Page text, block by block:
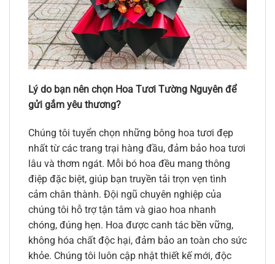
Lý do bạn nên chọn Hoa Tươi Tường Nguyên để
gửi gắm yêu thương?
Chúng tôi tuyển chọn những bông hoa tươi đẹp
nhất từ các trang trại hàng đầu, đảm bảo hoa tươi
lâu và thơm ngát. Mỗi bó hoa đều mang thông
điệp đặc biệt, giúp bạn truyền tải trọn vẹn tình
cảm chân thành. Đội ngũ chuyên nghiệp của
chúng tôi hỗ trợ tận tâm và giao hoa nhanh
chóng, đúng hẹn. Hoa được canh tác bền vững,
không hóa chất độc hại, đảm bảo an toàn cho sức
khỏe. Chúng tôi luôn cập nhật thiết kế mới, độc